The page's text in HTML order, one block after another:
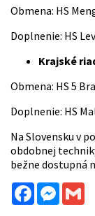
Obmena: HS
Doplnenie: HS
Krajské
Obmena: HS 5
Doplnenie: HS
Na Slovensku v
obdobnej
bežne dostupná
Facebook